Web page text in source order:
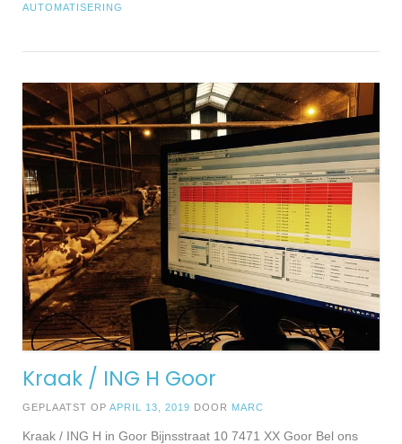
AUTOMATISERING
Kraak / ING H Goor
GEPLAATST OP APRIL 13, 2019 DOOR MARC
Kraak / ING H in Goor Bijnsstraat 10 7471 XX Goor Bel ons